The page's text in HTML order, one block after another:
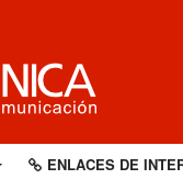
ENLACES DE